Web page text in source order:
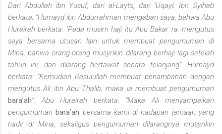
Dari Abdullah ibn Yusuf, dari al-Layts, dari ‘Uqayl; Ibn Syihab
berkata; “Humayd ibn Abdurrahman mengabari saya, bahwa Abu
Hurairah berkata: ‘Pada musim haji itu Abu Bakar ra. mengutus
saya bersama utusan lain untuk membuat pengumuman di
Mina, bahwa orang-orang musyrikin dilarang berhaji lagi setelah
tahun ini, dan dilarang bertawaf secara telanjang”. Humayd
berkata: “Kemudian Rasulullah membuat penambahan dengan
mengutus Ali ibn Abu Thalib, maka ia membuat pengumuman
bara’ah”. Abu Hurairah berkata: ”Maka Ali menyampaikan
pengumumanbara’ah bersama kami di hadapan jamaah yang
hadir di Mina, sekaligus pengumuman dilarangnya musyrikin